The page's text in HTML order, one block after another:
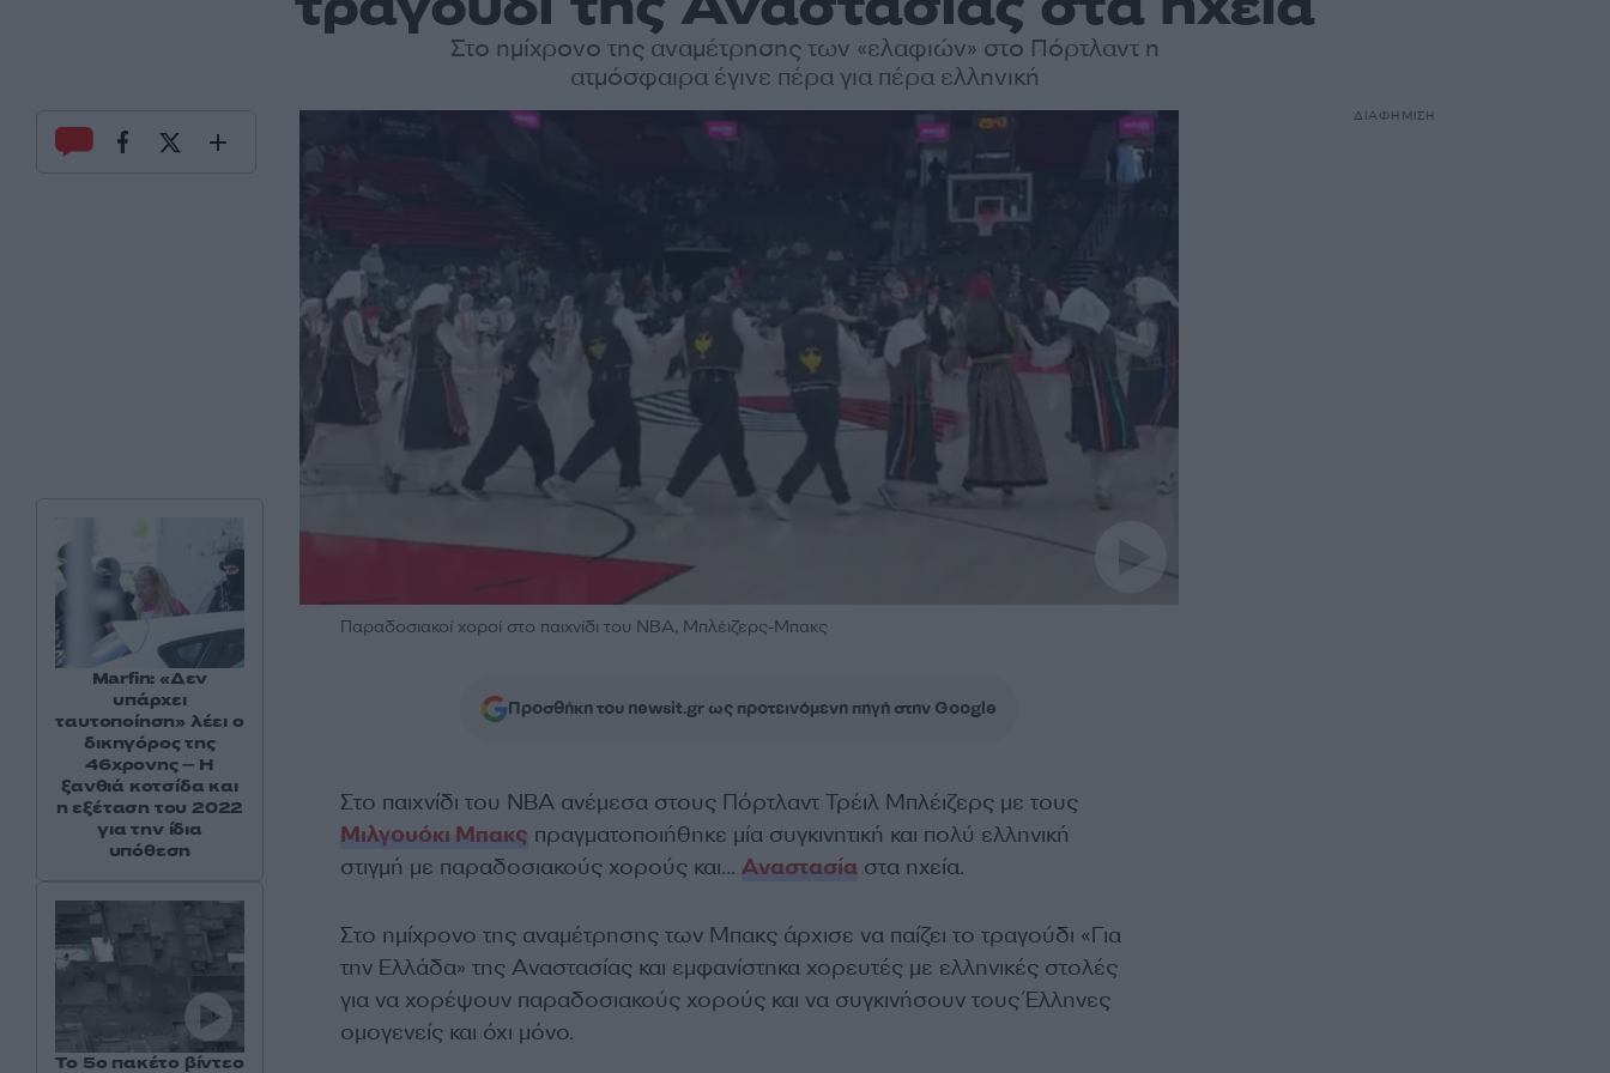
Στο ημίχρονο της αναμέτρησης των «ελαφιών» στο Πόρτλαντ η
ατμόσφαιρα έγινε πέρα για πέρα ελληνική
Παραδοσιακοί χοροί στο παιχνίδι του NBA, Μπλέιζερς-Μπακς
Προσθήκη του newsit.gr ως προτεινόμενη πηγή στην Google
Στο παιχνίδι του NBA ανέμεσα στους Πόρτλαντ Τρέιλ Μπλέιζερς με τους
Μιλγουόκι Μπακς πραγματοποιήθηκε μία συγκινητική και πολύ ελληνική
στιγμή με παραδοσιακούς χορούς και… Αναστασίαστα ηχεία.
Στο ημίχρονο της αναμέτρησης των Μπακς άρχισε να παίζει το τραγούδι «Για
την Ελλάδα» της Αναστασίας και εμφανίστηκα χορευτές με ελληνικές στολές
για να χορέψουν παραδοσιακούς χορούς και να συγκινήσουν τους Έλληνες
ομογενείς και όχι μόνο.
Marfin: «Δεν
υπάρχει
ταυτοποίηση» λέει ο
δικηγόρος της
46χρονης – Η
ξανθιά κοτσίδα και
η εξέταση του 2022
για την ίδια
υπόθεση
Το 5ο πακέτο βίντεο
ΔΙΑΦΗΜΙΣΗ